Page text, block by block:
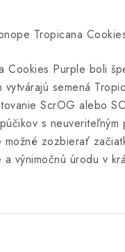
Tropicana
Cookies Purple boli
semená
ScrOG alebo
s
zozbierať
výnimočnú úrodu v